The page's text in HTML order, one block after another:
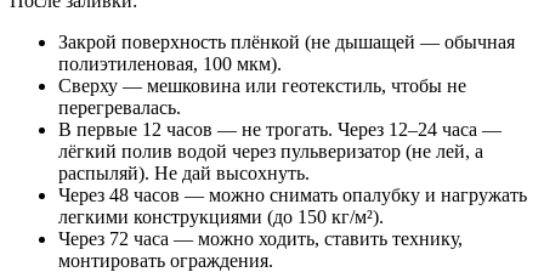
Закрой поверхность плёнкой (не дышащей — обычная
полиэтиленовая, 100 мкм).
Сверху — мешковина или геотекстиль, чтобы не
перегревалась.
В первые 12 часов — не трогать. Через 12–24 часа —
лёгкий полив водой через пульверизатор (не лей, а
распыляй). Не дай высохнуть.
Через 48 часов — можно снимать опалубку и нагружать
легкими конструкциями (до 150 кг/м²).
Через 72 часа — можно ходить, ставить технику,
монтировать ограждения.